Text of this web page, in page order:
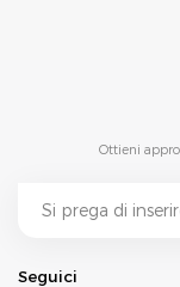
Ottieni
Seguici